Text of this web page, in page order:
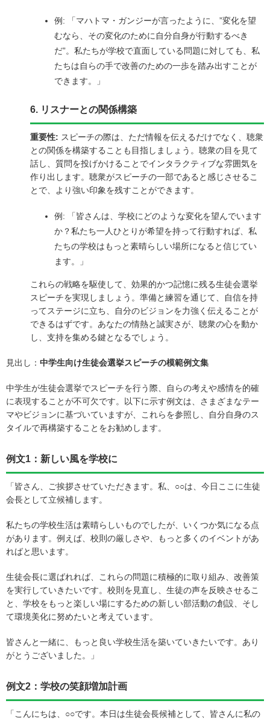
例: 「マハトマ・ガンジーが言ったように、”変化を望
むなら、その変化のために自分自身が行動するべき
だ”。私たちが学校で直面している問題に対しても、私
たちは自らの手で改善のための一歩を踏み出すことが
できます。」
6. リスナーとの関係構築
重要性: スピーチの際は、ただ情報を伝えるだけでなく、聴衆
との関係を構築することも目指しましょう。聴衆の目を見て
話し、質問を投げかけることでインタラクティブな雰囲気を
作り出します。聴衆がスピーチの一部であると感じさせるこ
とで、より強い印象を残すことができます。
例: 「皆さんは、学校にどのような変化を望んでいます
か？私たち一人ひとりが希望を持って行動すれば、私
たちの学校はもっと素晴らしい場所になると信じてい
ます。」
これらの戦略を駆使して、効果的かつ記憶に残る生徒会選挙
スピーチを実現しましょう。準備と練習を通じて、自信を持
ってステージに立ち、自分のビジョンを力強く伝えることが
できるはずです。あなたの情熱と誠実さが、聴衆の心を動か
し、支持を集める鍵となるでしょう。
見出し： 中学生向け生徒会選挙スピーチの模範例文集
中学生が生徒会選挙でスピーチを行う際、自らの考えや感情を的確
に表現することが不可欠です。以下に示す例文は、さまざまなテー
マやビジョンに基づいていますが、これらを参照し、自分自身のス
タイルで再構築することをお勧めします。
例文1：新しい風を学校に
「皆さん、ご挨拶させていただきます。私、○○は、今日ここに生徒
会長として立候補します。
私たちの学校生活は素晴らしいものでしたが、いくつか気になる点
があります。例えば、校則の厳しさや、もっと多くのイベントがあ
ればと思います。
生徒会長に選ばれれば、これらの問題に積極的に取り組み、改善策
を実行していきたいです。校則を見直し、生徒の声を反映させるこ
と、学校をもっと楽しい場にするための新しい部活動の創設、そし
て環境美化に努めたいと考えています。
皆さんと一緒に、もっと良い学校生活を築いていきたいです。あり
がとうございました。」
例文2：学校の笑顔増加計画
「こんにちは、○○です。本日は生徒会長候補として、皆さんに私の